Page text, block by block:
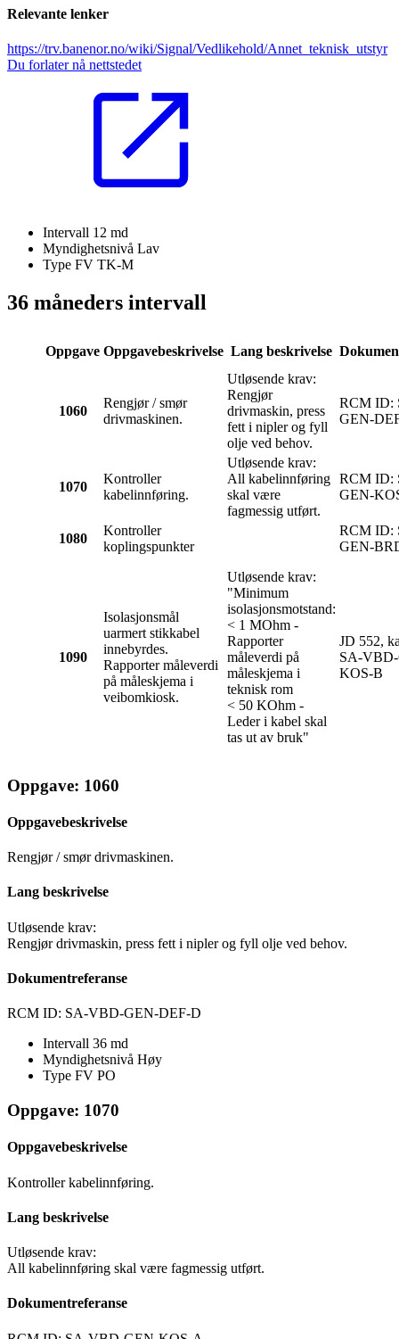
Relevante lenker
https://trv.banenor.no/wiki/Signal/Vedlikehold/Annet_teknisk_utstyr
Du forlater nå nettstedet
Intervall 12 md
Myndighetsnivå Lav
Type FV TK-M
36 måneders intervall
Oppgave Oppgavebeskrivelse Lang beskrivelse
1060
Rengjør / smør
drivmaskinen.
Utløsende krav:
Rengjør
drivmaskin, press
fett i nipler og fyll
olje ved behov.
RCM ID:
GEN-
1070
Kontroller
kabelinnføring.
Utløsende krav:
All kabelinnføring
skal være
fagmessig utført.
RCM ID:
GEN-
1080
Kontroller
koplingspunkter
RCM ID:
GEN-
1090
Isolasjonsmål
uarmert stikkabel
innebyrdes.
Rapporter måleverdi
på måleskjema i
veibomkiosk.
Utløsende krav:
"Minimum
isolasjonsmotstand:
< 1 MOhm -
Rapporter
måleverdi på
måleskjema i
teknisk rom
< 50 KOhm -
Leder i kabel skal
tas ut av bruk"
JD 552,
SA-
KOS-B
Oppgave: 1060
Oppgavebeskrivelse
Rengjør / smør drivmaskinen.
Lang beskrivelse
Utløsende krav:
Rengjør drivmaskin, press fett i nipler og fyll olje ved behov.
Dokumentreferanse
RCM ID: SA-VBD-GEN-DEF-D
Intervall 36 md
Myndighetsnivå Høy
Type FV PO
Oppgave: 1070
Oppgavebeskrivelse
Kontroller kabelinnføring.
Lang beskrivelse
Utløsende krav:
All kabelinnføring skal være fagmessig utført.
Dokumentreferanse